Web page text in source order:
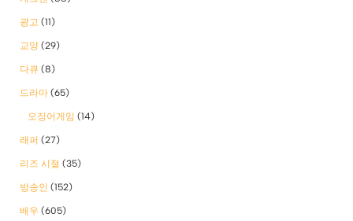
광고 (11)
교양 (29)
다큐 (8)
드라마 (65)
오징어게임 (14)
래퍼 (27)
리즈 시절 (35)
방송인 (152)
배우 (605)